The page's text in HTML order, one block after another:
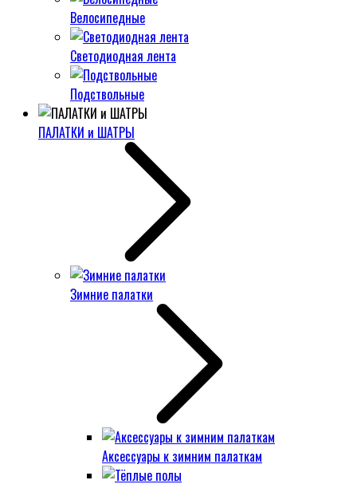
Велосипедные
Светодиодная лента
Подствольные
ПАЛАТКИ и ШАТРЫ
Зимние палатки
Аксессуары к зимним палаткам